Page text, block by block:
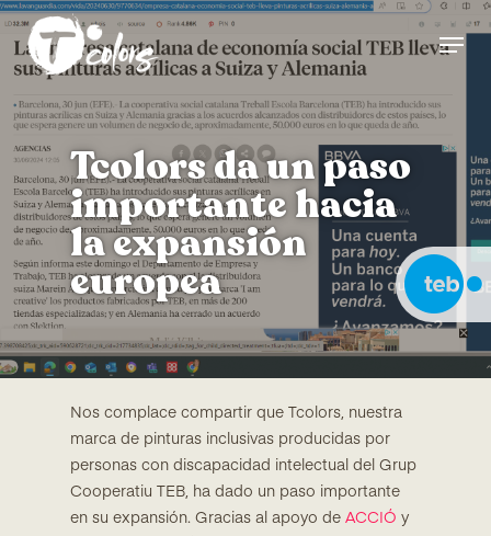
Skip
main
content
Menu
Tcolors da un paso
importante hacia
la expansión
europea
Nos complace compartir que Tcolors, nuestra
marca de pinturas inclusivas producidas por
personas con discapacidad intelectual del Grup
Cooperatiu TEB, ha dado un paso importante
en su expansión. Gracias al apoyo de ACCIÓ y